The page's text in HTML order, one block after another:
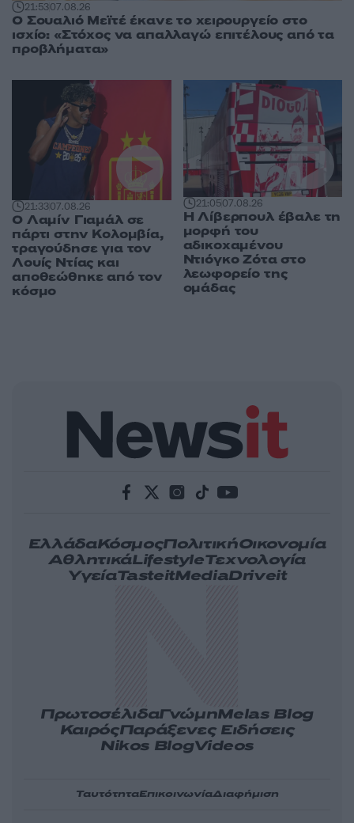
21:5307.08.26
Ο Σουαλιό Μεϊτέ έκανε το χειρουργείο στο
ισχίο: «Στόχος να απαλλαγώ επιτέλους από τα
προβλήματα»
21:3307.08.26
Ο Λαμίν Γιαμάλ σε
πάρτι στην Κολομβία,
τραγούδησε για τον
Λουίς Ντίας και
αποθεώθηκε από τον
κόσμο
21:0507.08.26
Η Λίβερπουλ έβαλε τη
μορφή του
αδικοχαμένου
Ντιόγκο Ζότα στο
λεωφορείο της
ομάδας
ΕλλάδαΚόσμοςΠολιτικήΟικονομία
ΑθλητικάLifestyleΤεχνολογία
ΥγείαTasteitMediaDriveit
ΠρωτοσέλιδαΓνώμηMelas Blog
ΚαιρόςΠαράξενες Ειδήσεις
Nikos BlogVideos
ΤαυτότηταΕπικοινωνίαΔιαφήμιση